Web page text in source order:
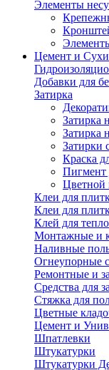
Элементы
Цемент и
Добавки для
Затирка
Затирка
Затирка
Затирки
Краска
Пигмент
Цветной
Клеи для
Клеи для
Клей для
Монтажные и
Наливные
Огнеупорные
Ремонтные и
Средства для
Стяжка для
Цветные
Цемент и
Шпатлевки
Штукатурки
Штукатурки